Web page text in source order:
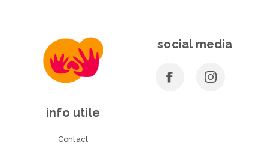
social media
info utile
Contact